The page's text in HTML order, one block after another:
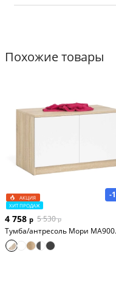
Габаритные размеры
Производитель:
Похожие товары
-
АКЦИЯ
ХИТ ПРОДАЖ
4 758 р 5 530 р
Тумба/антресоль Мори